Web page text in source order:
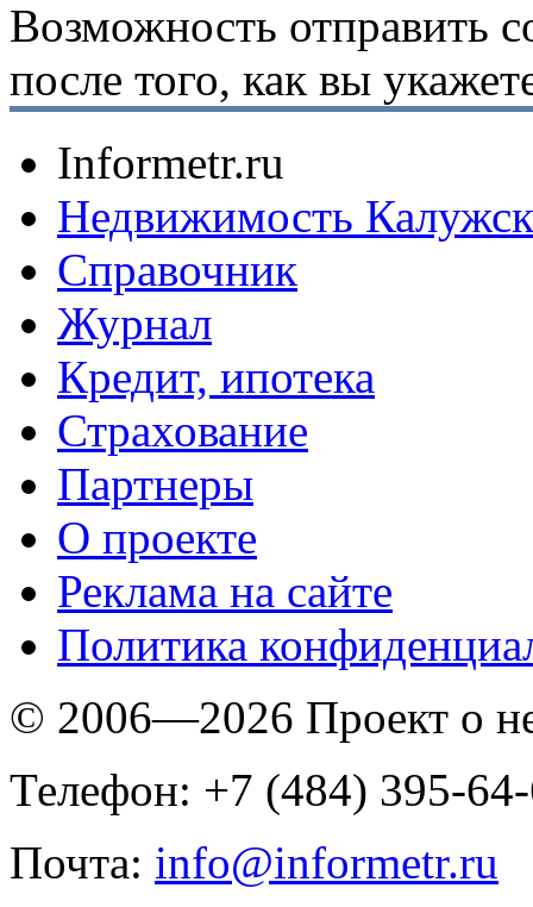
Возможность отправить
после того, как вы
Informetr.ru
Недвижимость
Справочник
Журнал
Кредит, ипотека
Страхование
Партнеры
O проекте
Реклама на сайте
Политика
© 2006—2026 Проект о
Телефон: +7 (484) 395-
Почта: info@informetr.ru